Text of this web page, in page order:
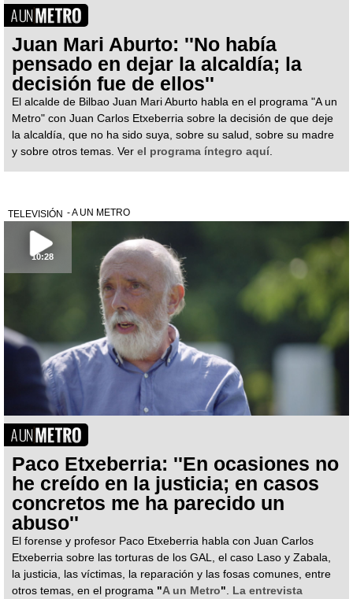
Juan Mari Aburto: ''No había
pensado en dejar la alcaldía; la
decisión fue de ellos''
El alcalde de Bilbao Juan Mari Aburto habla en el programa "A un
Metro" con Juan Carlos Etxeberria sobre la decisión de que deje
la alcaldía, que no ha sido suya, sobre su salud, sobre su madre
y sobre otros temas. Ver el programa íntegro aquí.
TELEVISIÓN - A UN METRO
10:28
Paco Etxeberria: ''En ocasiones no
he creído en la justicia; en casos
concretos me ha parecido un
abuso''
El forense y profesor Paco Etxeberria habla con Juan Carlos
Etxeberria sobre las torturas de los GAL, el caso Laso y Zabala,
la justicia, las víctimas, la reparación y las fosas comunes, entre
otros temas, en el programa "A un Metro"
La entrevista